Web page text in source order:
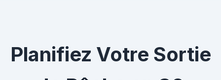
Planifiez Votre Sortie